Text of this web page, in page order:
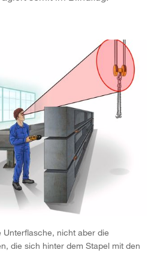
Unterflasche, nicht aber die
die sich hinter dem Stapel mit den